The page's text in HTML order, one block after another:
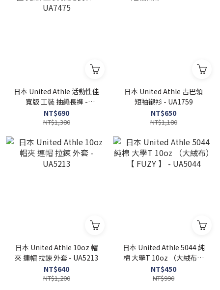
日本 United Athle 活動性佳
寬版 工裝 抽繩長褲 -
UA7475
NT$690
NT$1,380
日本 United Athle 古巴領
短袖襯衫 - UA1759
NT$650
NT$1,180
日本 United Athle 10oz 帽
夾 連帽 拉鍊 外套 - UA5213
NT$640
NT$1,200
日本 United Athle 5044 純
棉 大學T 10oz （大絨布）
【 FUZY 】 - UA5044
NT$450
NT$990